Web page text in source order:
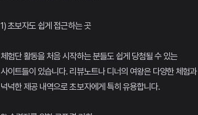
1) 초보자도 쉽게 접근하는 곳
체험단 활동을 처음 시작하는 분들도 쉽게 당첨될 수 있는
사이트들이 있습니다. 리뷰노트나 디너의 여왕은 다양한 체험과
넉넉한 제공 내역으로 초보자에게 특히 유용합니다.